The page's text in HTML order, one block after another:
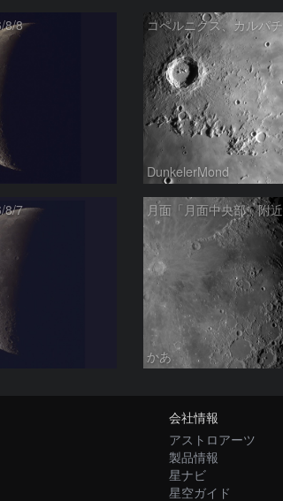
8/8
DunkelerMond
8/7 月面「月面中央部」附近
かあ
会社情報
アストロアーツ
製品情報
星ナビ
星空ガイド